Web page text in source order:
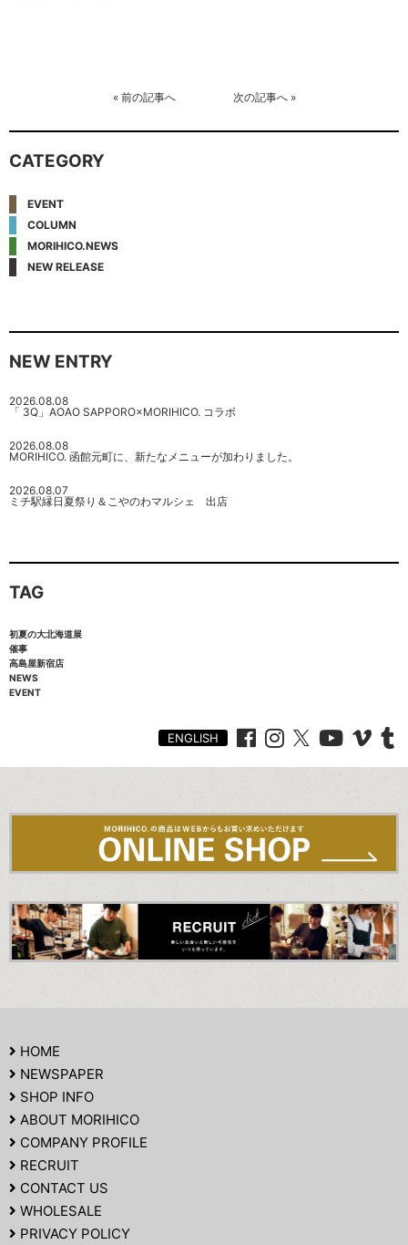
« 前の記事へ 次の記事へ»
CATEGORY
EVENT
COLUMN
MORIHICO.NEWS
NEW RELEASE
NEW ENTRY
2026.08.08
「 3Q」AOAO SAPPORO×MORIHICO. コラボ
2026.08.08
MORIHICO. 函館元町に、新たなメニューが加わりました。
2026.08.07
ミチ駅縁日夏祭り＆こやのわマルシェ 出店
TAG
初夏の大北海道展
催事
高島屋新宿店
NEWS
EVENT
ENGLISH
HOME
NEWSPAPER
SHOP INFO
ABOUT MORIHICO
COMPANY PROFILE
RECRUIT
CONTACT US
WHOLESALE
PRIVACY POLICY